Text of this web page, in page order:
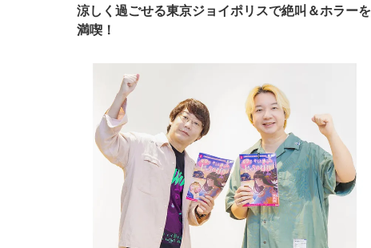
涼しく過ごせる東京ジョイポリスで絶叫＆ホラーを
満喫！